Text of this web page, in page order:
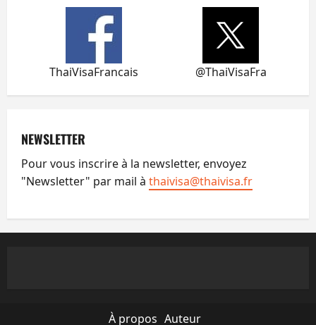
ThaiVisaFrancais @ThaiVisaFra
NEWSLETTER
Pour vous inscrire à la newsletter, envoyez
"Newsletter" par mail à thaivisa@thaivisa.fr
À propos Auteur